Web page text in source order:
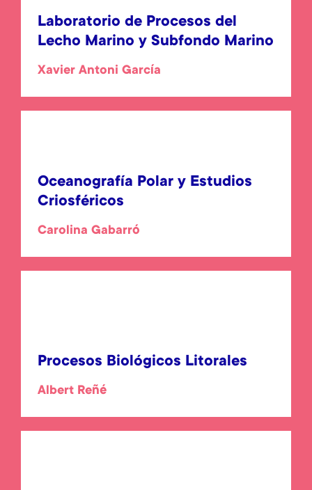
Laboratorio de Procesos del
Lecho Marino y Subfondo Marino
Xavier Antoni García
Oceanografía Polar y Estudios
Criosféricos
Carolina Gabarró
Procesos Biológicos Litorales
Albert Reñé